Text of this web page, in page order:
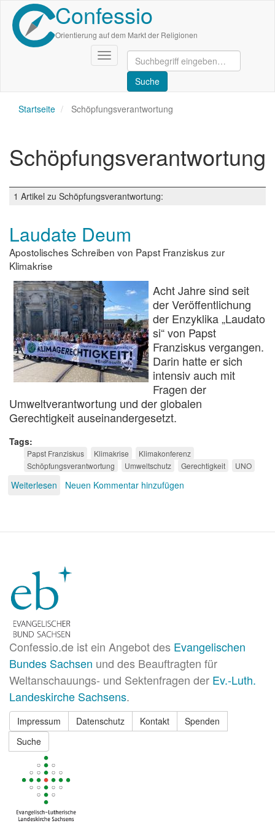
Direkt
zum
Inhalt
Confessio
Orientierung auf dem Markt der Religionen
Navigation
aktivieren/deaktivieren
Startseite Schöpfungsverantwortung
Schöpfungsverantwortung
1 Artikel zu Schöpfungsverantwortung:
Laudate Deum
Apostolisches Schreiben von Papst Franziskus zur
Klimakrise
Acht Jahre sind seit
der Veröffentlichung
der Enzyklika „Laudato
si“ von Papst
Franziskus vergangen.
Darin hatte er sich
intensiv auch mit
Fragen der
Umweltverantwortung und der globalen
Gerechtigkeit auseinandergesetzt.
Tags
Papst Franziskus Klimakrise
Klimakonferenz
Schöpfungsverantwortung
Umweltschutz Gerechtigkeit UNO
Weiterlesen über
Neuen Kommentar hinzufügen
Confessio.de ist ein Angebot des Evangelischen
Bundes Sachsen und des Beauftragten für
Weltanschauungs- und Sektenfragen der Ev.-Luth.
Landeskirche Sachsens.
Impressum Datenschutz Kontakt
Spenden
Suche